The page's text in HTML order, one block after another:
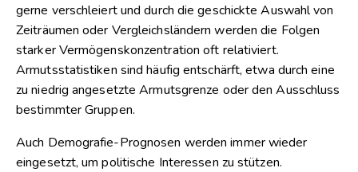
gerne verschleiert und durch die geschickte Auswahl von
Zeiträumen oder Vergleichsländern werden die Folgen
starker Vermögenskonzentration oft relativiert.
Armutsstatistiken sind häufig entschärft, etwa durch eine
zu niedrig angesetzte Armutsgrenze oder den Ausschluss
bestimmter Gruppen.
Auch Demografie-Prognosen werden immer wieder
eingesetzt, um politische Interessen zu stützen.